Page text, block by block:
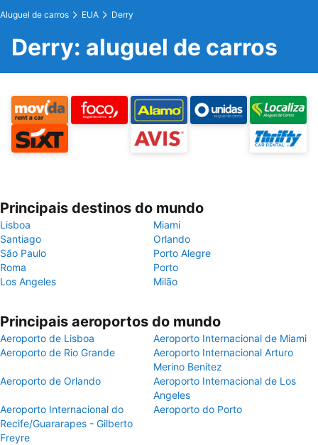
Aluguel de carros EUA Derry
Derry: aluguel de carros
Principais destinos do mundo
Lisboa
Miami
Santiago
Orlando
São Paulo
Porto Alegre
Roma
Porto
Los Angeles
Milão
Principais aeroportos do mundo
Aeroporto de Lisboa
Aeroporto Internacional de Miami
Aeroporto de Rio Grande
Aeroporto Internacional Arturo
Merino Benítez
Aeroporto de Orlando
Aeroporto Internacional de Los
Angeles
Aeroporto Internacional do
Recife/Guararapes - Gilberto
Freyre
Aeroporto do Porto